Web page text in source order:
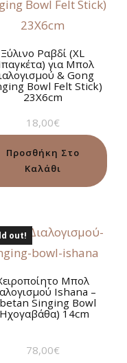
Ξύλινο Ραβδί (XL
για Μπολ
& Gong
Bowl Felt Stick)
23X6cm
18,00€
Προσθήκη Στο
Καλάθι
out!
Μπολ
Ιshana –
Singing Bowl
14cm
78,00€